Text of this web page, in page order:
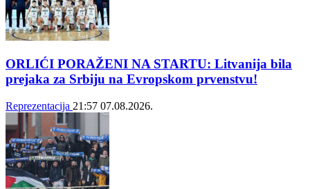
ORLIĆI PORAŽENI NA STARTU: Litvanija bila
prejaka za Srbiju na Evropskom prvenstvu!
Reprezentacija 21:57 07.08.2026.